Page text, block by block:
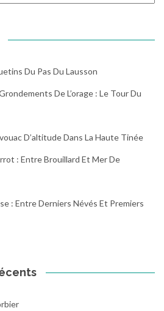
Du Pas Du Lausson
De L’orage : Le Tour Du
D’altitude Dans La Haute Tinée
: Entre Brouillard Et Mer De
: Entre Derniers Névés Et Premiers